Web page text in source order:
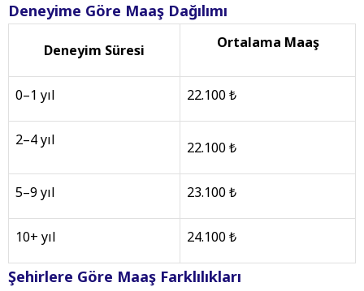
Deneyime Göre Maaş Dağılımı
Deneyim Süresi Ortalama Maaş
0–1 yıl 22.100 ₺
2–4 yıl 22.100 ₺
5–9 yıl 23.100 ₺
10+ yıl 24.100 ₺
Şehirlere Göre Maaş Farklılıkları